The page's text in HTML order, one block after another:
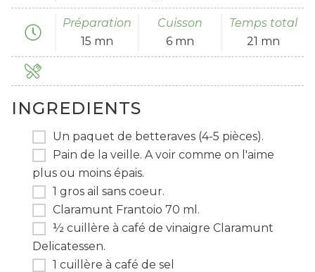
Préparation
15 mn
Cuisson
6 mn
Temps total
21 mn
INGREDIENTS
Un paquet de betteraves (4-5 pièces).
Pain de la veille. A voir comme on l'aime
plus ou moins épais.
1 gros ail sans coeur.
Claramunt Frantoio 70 ml.
½ cuillère à café de vinaigre Claramunt
Delicatessen.
1 cuillère à café de sel